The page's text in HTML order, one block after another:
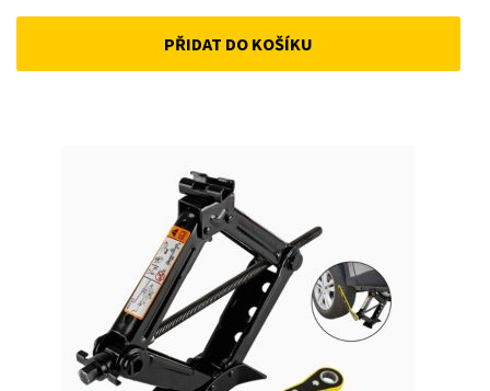
price
was:
price
is:
PŘIDAT DO KOŠÍKU